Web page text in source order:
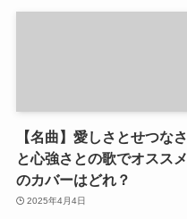
【名曲】愛しさとせつなさ
と心強さとの歌でオススメ
のカバーはどれ？
2025年4月4日